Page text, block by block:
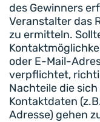
des Gewinners
Veranstalter das
zu ermitteln.
oder E-Mail-
verpflichtet,
Nachteile die
Kontaktdaten
Adresse) gehen